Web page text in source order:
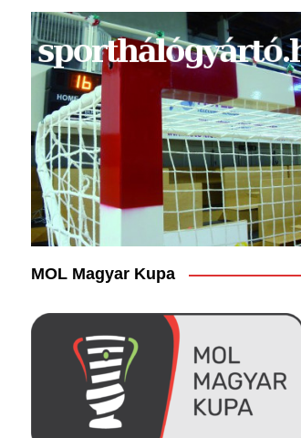
MOL Magyar Kupa